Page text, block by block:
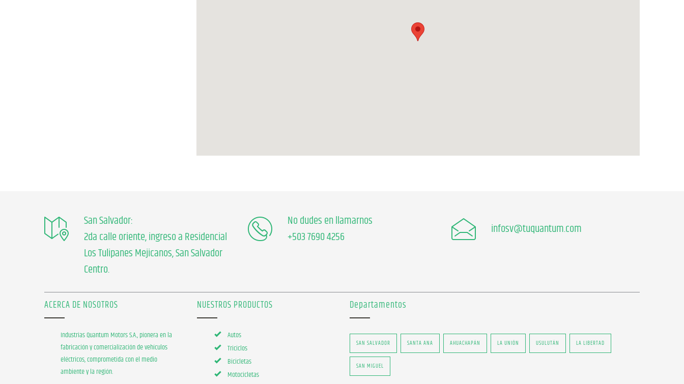
San Salvador:
2da calle oriente, ingreso a Residencial
Los Tulipanes Mejicanos, San Salvador
Centro.
No dudes en llamarnos
+503 7690 4256
infosv@tuquantum.com
ACERCA DE NOSOTROS
Industrias Quantum Motors S.A., pionera en la
fabricación y comercialización de vehículos
eléctricos, comprometida con el medio
ambiente y la región.
NUESTROS PRODUCTOS
Autos
Triciclos
Bicicletas
Motocicletas
Departamentos
SAN SALVADOR SANTA ANA AHUACHAPÁN LA UNIÓN USULUTÁN LA LIBERTAD
SAN MIGUEL